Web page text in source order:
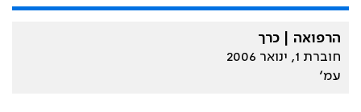
הרפואה | כרך
חוברת 1, ינואר 2006
עמ׳